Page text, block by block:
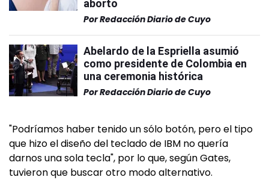
aborto
PorRedacción Diario de Cuyo
Abelardo de la Espriella asumió
como presidente de Colombia en
una ceremonia histórica
PorRedacción Diario de Cuyo
"Podríamos haber tenido un sólo botón, pero el tipo
que hizo el diseño del teclado de IBM no quería
darnos una sola tecla", por lo que, según Gates,
tuvieron que buscar otro modo alternativo.